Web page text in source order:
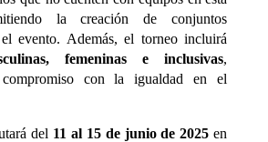
la creación de conjuntos
evento. Además, el torneo incluirá
femeninas e inclusivas,
con la igualdad en el
del 11 al 15 de junio de 2025 en